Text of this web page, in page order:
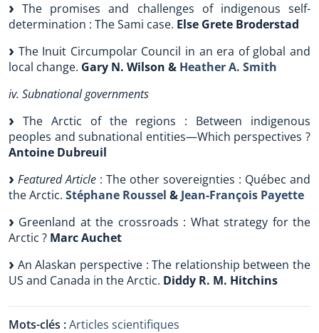
The promises and challenges of indigenous self-
determination : The Sami case. Else Grete Broderstad
The Inuit Circumpolar Council in an era of global and
local change. Gary N. Wilson & Heather A. Smith
iv. Subnational governments
The Arctic of the regions : Between indigenous
peoples and subnational entities—Which perspectives ?
Antoine Dubreuil
Featured Article : The other sovereignties : Québec and
the Arctic. Stéphane Roussel & Jean-François Payette
Greenland at the crossroads : What strategy for the
Arctic ? Marc Auchet
An Alaskan perspective : The relationship between the
US and Canada in the Arctic. Diddy R. M. Hitchins
Mots-clés :Articles scientifiques